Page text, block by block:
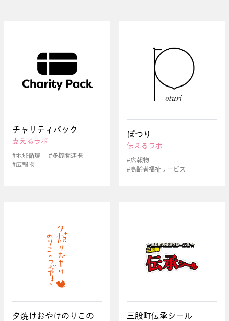
チャリティパック
支えるラボ
#地域循環
#多機関連携
#広報物
ぽつり
伝えるラボ
#広報物
#高齢者福祉サービス
夕焼けおやけのりこの
三股町伝承シール